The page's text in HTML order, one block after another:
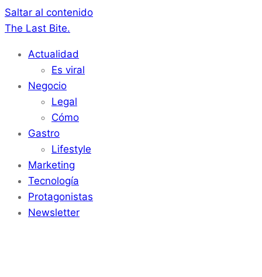
Saltar al contenido
The Last Bite.
Actualidad
Es viral
Negocio
Legal
Cómo
Gastro
Lifestyle
Marketing
Tecnología
Protagonistas
Newsletter